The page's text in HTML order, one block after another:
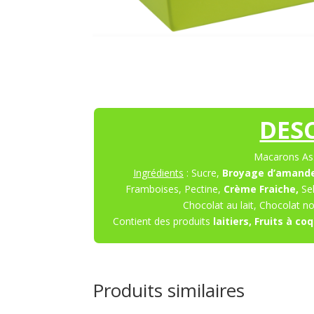
Macarons
Ingrédients : Sucre, Broyage
Framboises, Pectine, Crème Fraiche,
Chocolat au lait, Chocolat
Contient des produits laitiers, Fruits à
Produits similaires